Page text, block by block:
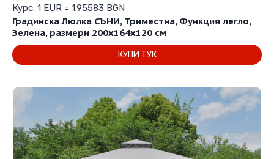
Градинска Люлка СЪНИ, Триместна, Функция легло,
Зелена, размери 200х164х120 см
price
was:
309.00€
604.35 лв..
е:
Курс: 1 EUR = 1.95583 BGN
КУПИ ТУК